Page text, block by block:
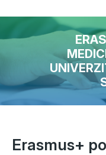
Erasmus+